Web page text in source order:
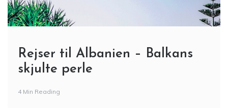
Rejser til Albanien – Balkans
skjulte perle
4 Min Reading